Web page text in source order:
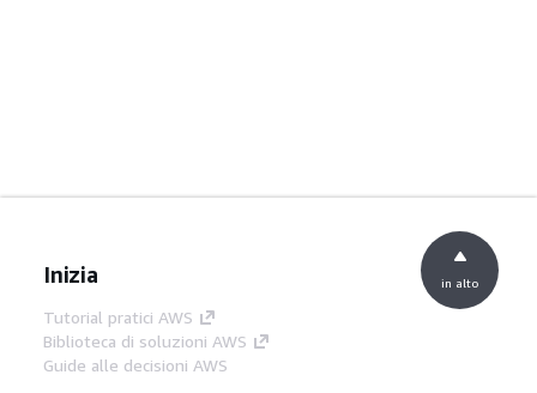
Inizia
Tutorial pratici AWS
Biblioteca di soluzioni AWS
Guide alle decisioni AWS
in alto